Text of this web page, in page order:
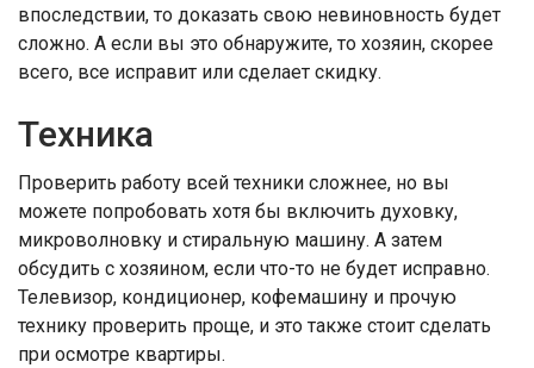
впоследствии, то доказать свою невиновность будет
сложно. А если вы это обнаружите, то хозяин, скорее
всего, все исправит или сделает скидку.
Техника
Проверить работу всей техники сложнее, но вы
можете попробовать хотя бы включить духовку,
микроволновку и стиральную машину. А затем
обсудить с хозяином, если что-то не будет исправно.
Телевизор, кондиционер, кофемашину и прочую
технику проверить проще, и это также стоит сделать
при осмотре квартиры.